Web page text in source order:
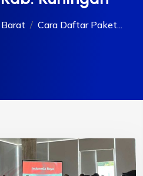
Cara Daftar Paket...